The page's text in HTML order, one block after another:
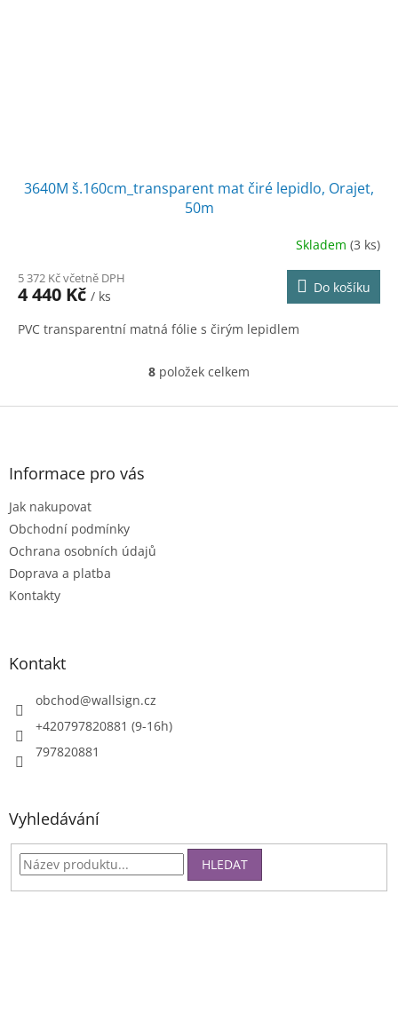
3640M š.160cm_transparent mat čiré lepidlo, Orajet,
50m
Skladem (3 ks)
5 372 Kč včetně DPH
4 440 Kč / ks
Do košíku
PVC transparentní matná fólie s čirým lepidlem
O
l
8 položek celkem
Z
Informace pro vás
Jak nakupovat
Obchodní podmínky
Ochrana osobních údajů
Doprava a platba
Kontakty
Kontakt
obchod@wallsign.cz
+420797820881 (9-16h)
797820881
Vyhledávání
HLEDAT